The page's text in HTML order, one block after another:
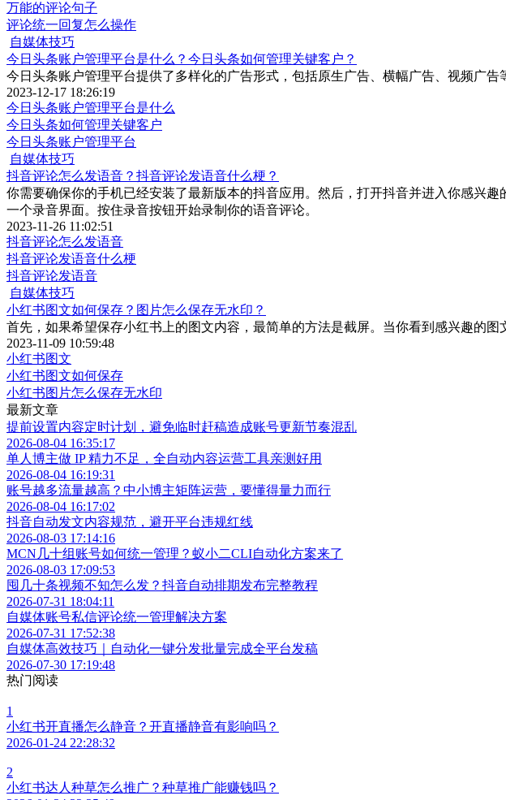
万能的评论句子
评论统一回复怎么操作
自媒体技巧
今日头条账户管理平台是什么？今日头条如何管理关键客户？
今日头条账户管理平台提供了多样化的广告形式，包括原生广告、横幅广告、视频广
2023-12-17 18:26:19
今日头条账户管理平台是什么
今日头条如何管理关键客户
今日头条账户管理平台
自媒体技巧
抖音评论怎么发语音？抖音评论发语音什么梗？
你需要确保你的手机已经安装了最新版本的抖音应用。然后，打开抖音并进入你感兴
一个录音界面。按住录音按钮开始录制你的语音评论。
2023-11-26 11:02:51
抖音评论怎么发语音
抖音评论发语音什么梗
抖音评论发语音
自媒体技巧
小红书图文如何保存？图片怎么保存无水印？
首先，如果希望保存小红书上的图文内容，最简单的方法是截屏。当你看到感兴趣的图
2023-11-09 10:59:48
小红书图文
小红书图文如何保存
小红书图片怎么保存无水印
最新文章
提前设置内容定时计划，避免临时赶稿造成账号更新节奏混乱
2026-08-04 16:35:17
单人博主做 IP 精力不足，全自动内容运营工具亲测好用
2026-08-04 16:19:31
账号越多流量越高？中小博主矩阵运营，要懂得量力而行
2026-08-04 16:17:02
抖音自动发文内容规范，避开平台违规红线
2026-08-03 17:14:16
MCN几十组账号如何统一管理？蚁小二CLI自动化方案来了
2026-08-03 17:09:53
囤几十条视频不知怎么发？抖音自动排期发布完整教程
2026-07-31 18:04:11
自媒体账号私信评论统一管理解决方案
2026-07-31 17:52:38
自媒体高效技巧｜自动化一键分发批量完成全平台发稿
2026-07-30 17:19:48
热门阅读
1
小红书开直播怎么静音？开直播静音有影响吗？
2026-01-24 22:28:32
2
小红书达人种草怎么推广？种草推广能赚钱吗？